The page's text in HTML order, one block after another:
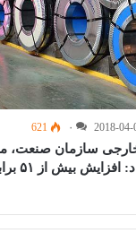
2018-04- ۰ 621
خارجی سازمان صنعت،